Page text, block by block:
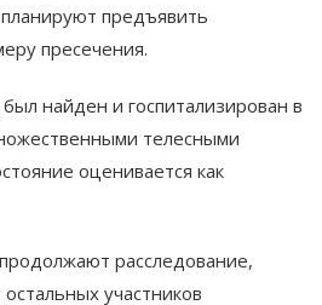
предъявить
пресечения.
найден и госпитализирован в
телесными
оценивается как
расследование,
участников